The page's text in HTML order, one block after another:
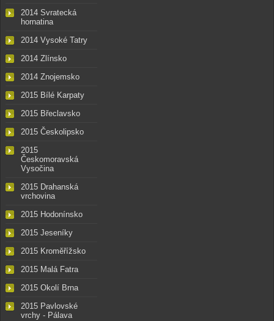
2014 Svratecká
hornatina
2014 Vysoké Tatry
2014 Zlínsko
2014 Znojemsko
2015 Bílé Karpaty
2015 Břeclavsko
2015 Českolipsko
2015
Českomoravská
Vysočina
2015 Drahanská
vrchovina
2015 Hodonínsko
2015 Jeseníky
2015 Kroměřížsko
2015 Malá Fatra
2015 Okolí Brna
2015 Pavlovské
vrchy - Pálava